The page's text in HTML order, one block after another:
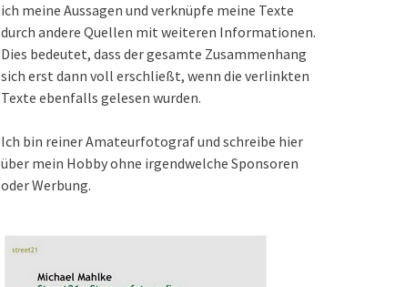
ich meine Aussagen und verknüpfe meine Texte
durch andere Quellen mit weiteren Informationen.
Dies bedeutet, dass der gesamte Zusammenhang
sich erst dann voll erschließt, wenn die verlinkten
Texte ebenfalls gelesen wurden.
Ich bin reiner Amateurfotograf und schreibe hier
über mein Hobby ohne irgendwelche Sponsoren
oder Werbung.